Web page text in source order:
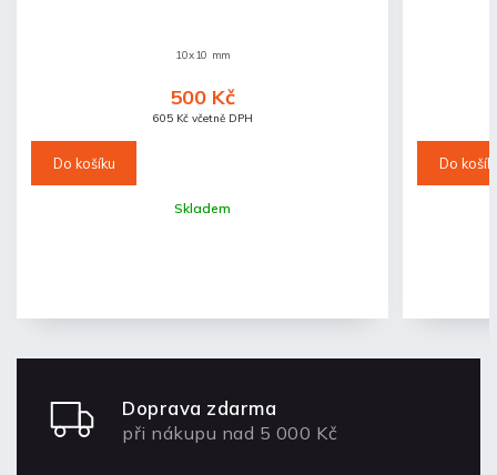
Skladem
605 Kč včetně DPH
500 Kč
Do košíku
10x10 mm
Do
Doprava zdarma
při nákupu nad 5 000 Kč